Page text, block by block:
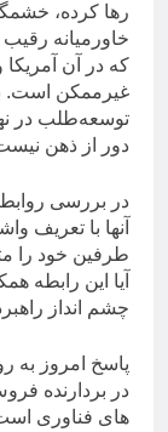
رها کرده،
خاورمیانه
که در آن آمریکا
غیرممکن است.
توسعه‌طلب در
دور از ذهن
در بررسی روابط
آنها با تعریف
طرفین خود را
آیا این رابطه
چشم انداز
پاسخ امروز
در بردارنده
های فناوری